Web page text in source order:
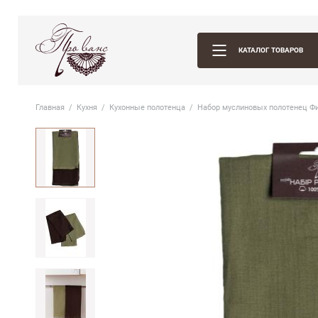
КАТАЛОГ ТОВАРОВ
Главная Кухня Кухонные полотенца Набор муслиновых полотенец